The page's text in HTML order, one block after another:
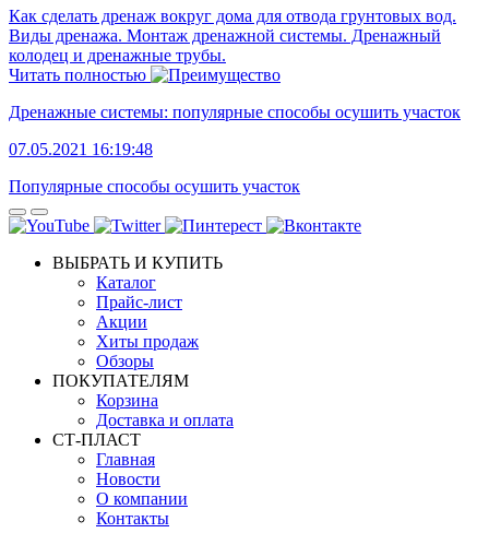
Как сделать дренаж вокруг дома для отвода грунтовых вод.
Виды дренажа. Монтаж дренажной системы. Дренажный
колодец и дренажные трубы.
Читать полностью
Дренажные системы: популярные способы осушить участок
07.05.2021 16:19:48
Популярные способы осушить участок
ВЫБРАТЬ И КУПИТЬ
Каталог
Прайс-лист
Акции
Хиты продаж
Обзоры
ПОКУПАТЕЛЯМ
Корзина
Доставка и оплата
СТ-ПЛАСТ
Главная
Новости
О компании
Контакты